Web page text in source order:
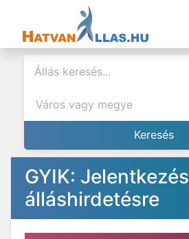
GYIK: Jelentkezés
álláshirdetésre